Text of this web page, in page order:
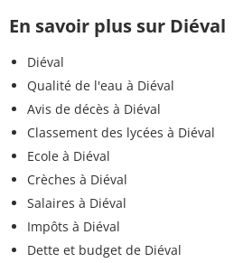
En savoir plus sur Diéval
Diéval
Qualité de l'eau à Diéval
Avis de décès à Diéval
Classement des lycées à Diéval
Ecole à Diéval
Crèches à Diéval
Salaires à Diéval
Impôts à Diéval
Dette et budget de Diéval